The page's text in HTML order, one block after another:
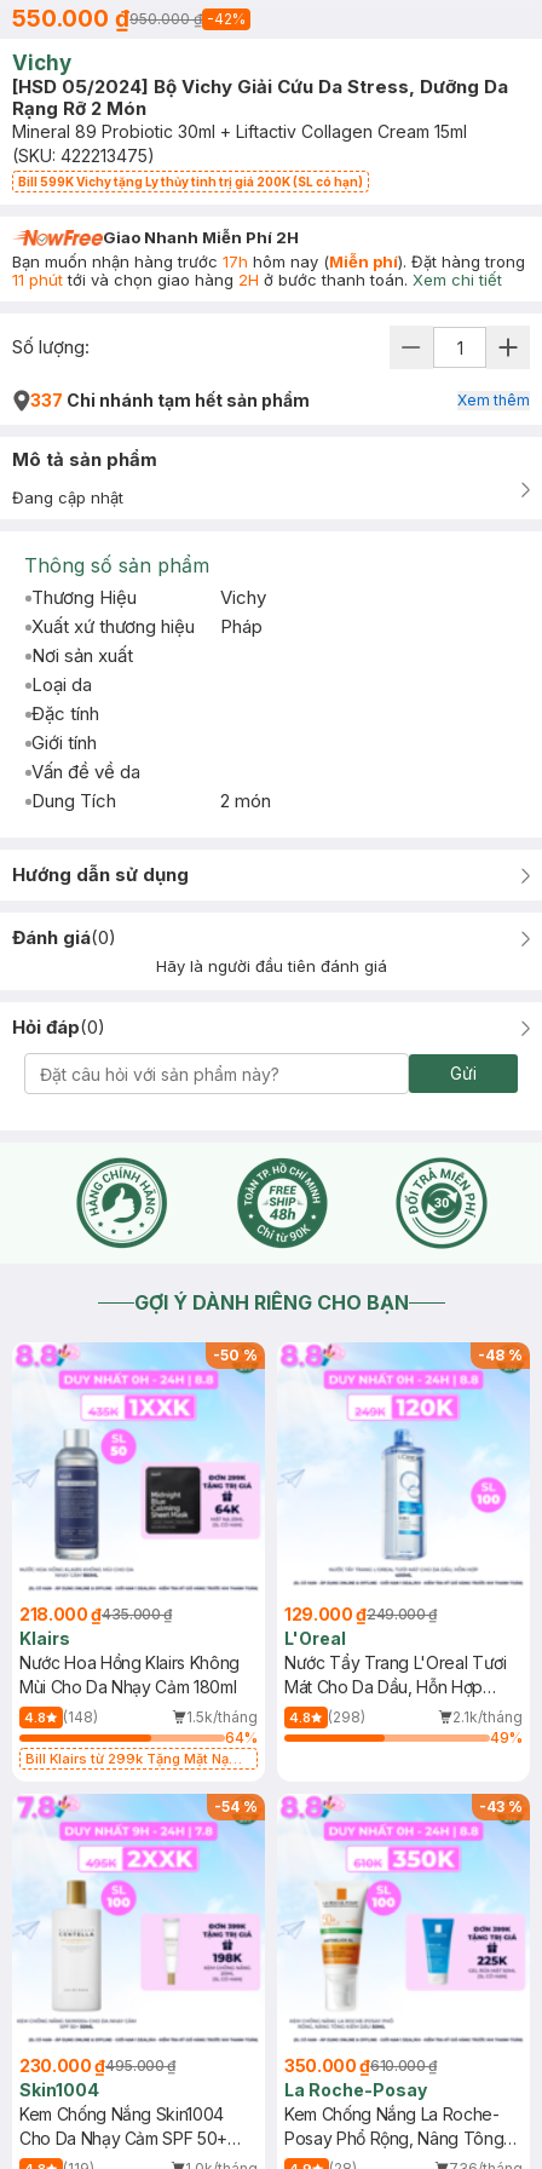
550.000 ₫950.000 ₫ -42%
Vichy
[HSD 05/2024] Bộ Vichy Giải Cứu Da Stress, Dưỡng Da
Rạng Rỡ 2 Món
Mineral 89 Probiotic 30ml + Liftactiv Collagen Cream 15ml
(SKU: 422213475)
Bill 599K Vichy tặng Ly thủy tinh trị giá 200K (SL có hạn)
Giao Nhanh Miễn Phí 2H
Bạn muốn nhận hàng trước 17h hôm nay (Miễn phí). Đặt hàng trong
11 phúttới và chọn giao hàng 2H ở bước thanh toán. Xem chi tiết
Số lượng:
337 Chi nhánh tạm hết sản phẩm Xem thêm
Mô tả sản phẩm
Đang cập nhật
Thông số sản phẩm
Thương Hiệu
Vichy
Xuất xứ thương hiệu
Pháp
Nơi sản xuất
Loại da
Đặc tính
Giới tính
Vấn đề về da
Dung Tích
2 món
Hướng dẫn sử dụng
Đánh giá(0)
Hãy là người đầu tiên đánh giá
Hỏi đáp(0)
Gửi
GỢI Ý DÀNH RIÊNG CHO BẠN
-50%
218.000 ₫435.000 ₫
Klairs
Nước Hoa Hồng Klairs Không
Mùi Cho Da Nhạy Cảm 180ml
4.8 (148)
1.5k/tháng
64%
Bill Klairs từ 299k Tặng Mặt Nạ
25ml (SL Có Hạn)
-48%
129.000 ₫249.000 ₫
L'Oreal
Nước Tẩy Trang L'Oreal Tươi
Mát Cho Da Dầu, Hỗn Hợp
400ml
4.8 (298)
2.1k/tháng
49%
-54%
230.000 ₫495.000 ₫
Skin1004
Kem Chống Nắng Skin1004
Cho Da Nhạy Cảm SPF 50+
50ml
-43%
350.000 ₫610.000 ₫
La Roche-Posay
Kem Chống Nắng La Roche-
Posay Phổ Rộng, Nâng Tông
Kiềm Dầu 50ml